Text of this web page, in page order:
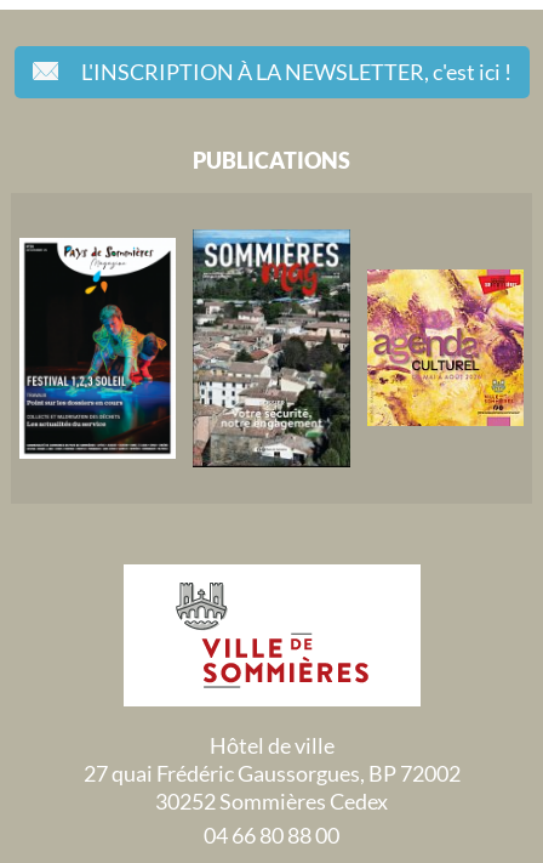
L'INSCRIPTION À LA NEWSLETTER,c'est ici !
PUBLICATIONS
Hôtel de ville
27 quai Frédéric Gaussorgues, BP 72002
30252 Sommières Cedex
04 66 80 88 00